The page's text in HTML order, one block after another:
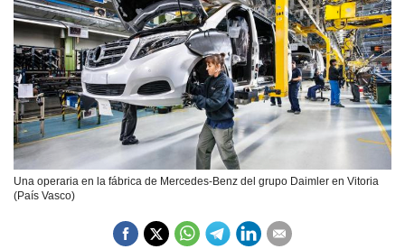
Una operaria en la fábrica de Mercedes-Benz del grupo Daimler en Vitoria
(País Vasco)